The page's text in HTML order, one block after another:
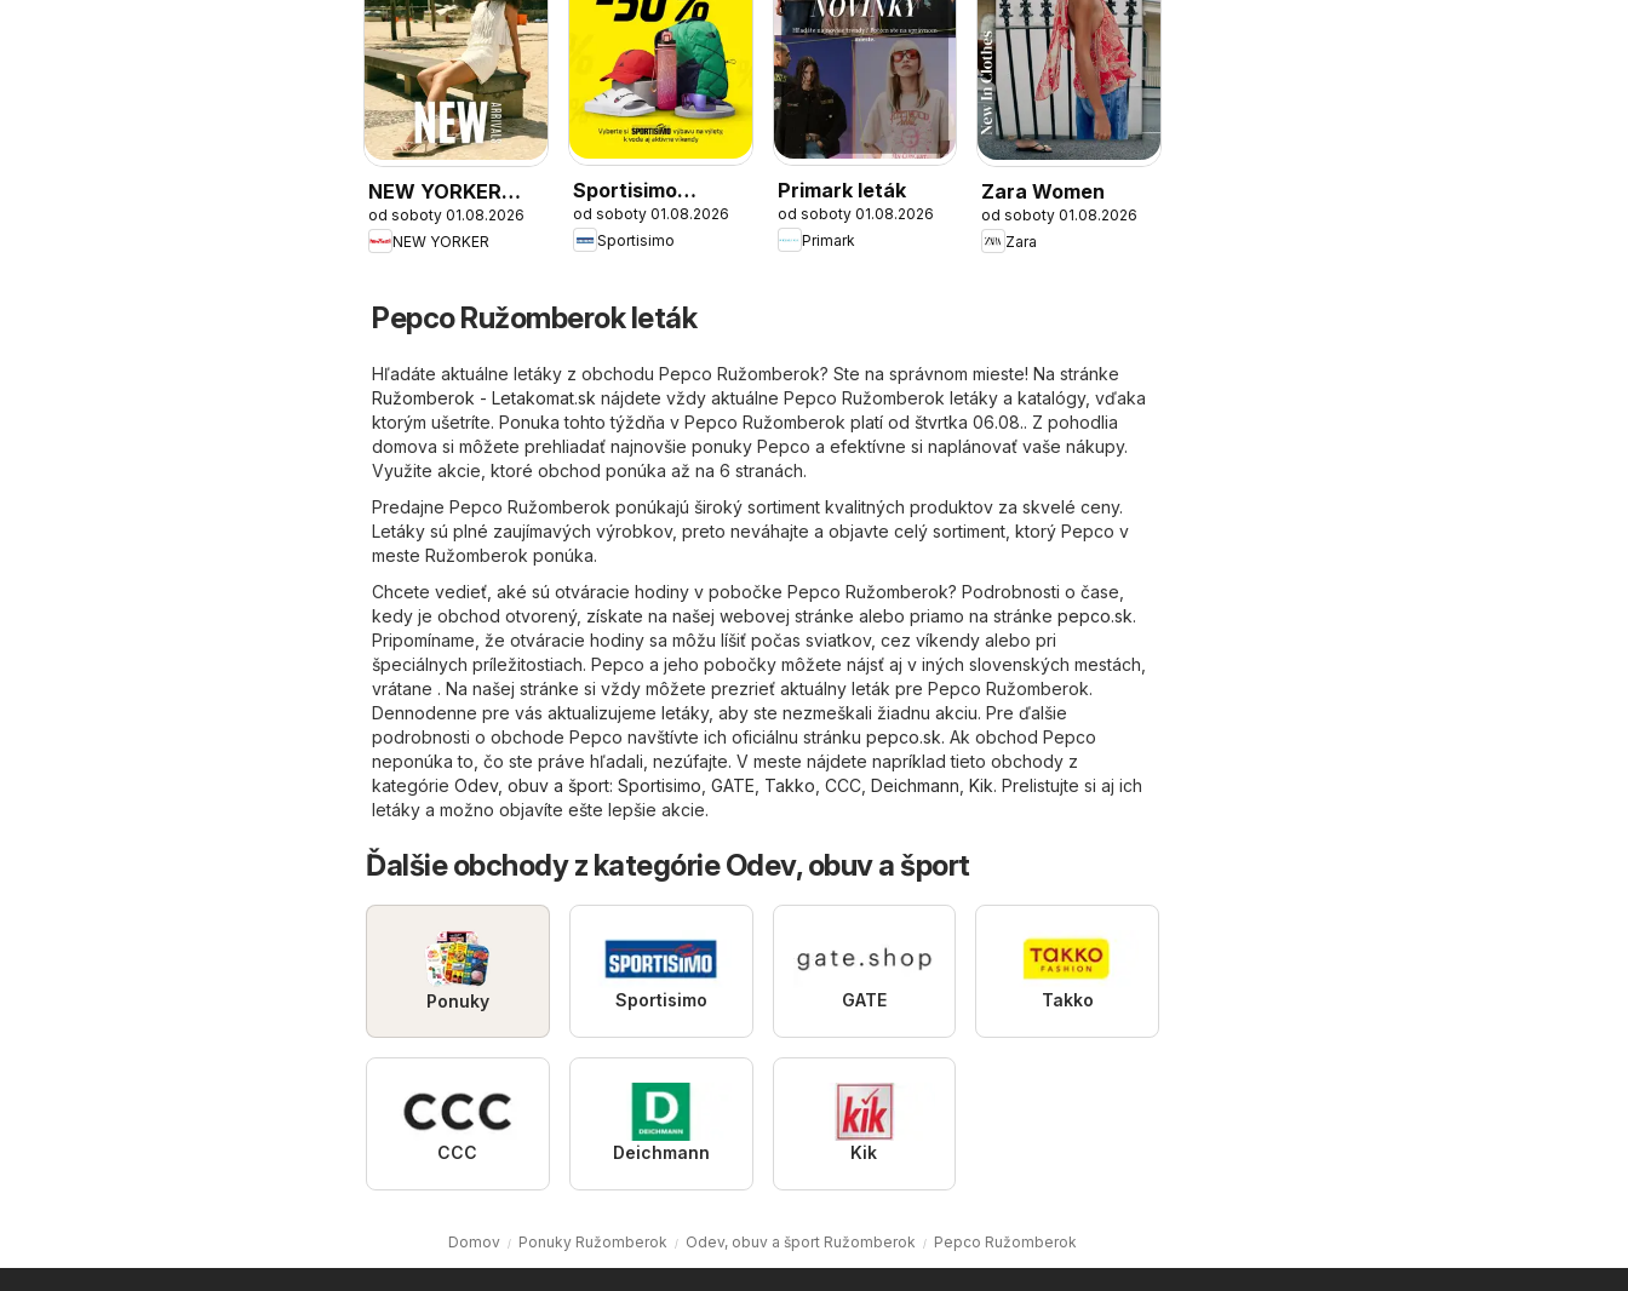
NEW YORKER
výpredaj
od soboty 01.08.2026
NEW YORKER
Sportisimo
výpredaj
od soboty 01.08.2026
Sportisimo
Primark leták
od soboty 01.08.2026
Primark
Zara Women
od soboty 01.08.2026
Zara
Pepco Ružomberok leták
Hľadáte aktuálne letáky z obchodu Pepco Ružomberok? Ste na správnom mieste! Na stránke
Ružomberok - Letakomat.sk nájdete vždy aktuálne Pepco Ružomberok letáky a katalógy, vďaka
ktorým ušetríte. Ponuka tohto týždňa v Pepco Ružomberok platí od štvrtka 06.08.. Z pohodlia
domova si môžete prehliadať najnovšie ponuky Pepco a efektívne si naplánovať vaše nákupy.
Využite akcie, ktoré obchod ponúka až na 6 stranách.
Predajne Pepco Ružomberok ponúkajú široký sortiment kvalitných produktov za skvelé ceny.
Letáky sú plné zaujímavých výrobkov, preto neváhajte a objavte celý sortiment, ktorý Pepco v
meste Ružomberok ponúka.
Chcete vedieť, aké sú otváracie hodiny v pobočke Pepco Ružomberok? Podrobnosti o čase,
kedy je obchod otvorený, získate na našej webovej stránke alebo priamo na stránke pepco.sk.
Pripomíname, že otváracie hodiny sa môžu líšiť počas sviatkov, cez víkendy alebo pri
špeciálnych príležitostiach. Pepco a jeho pobočky môžete nájsť aj v iných slovenských mestách,
vrátane . Na našej stránke si vždy môžete prezrieť aktuálny leták pre Pepco Ružomberok.
Dennodenne pre vás aktualizujeme letáky, aby ste nezmeškali žiadnu akciu. Pre ďalšie
podrobnosti o obchode Pepco navštívte ich oficiálnu stránku pepco.sk. Ak obchod Pepco
neponúka to, čo ste práve hľadali, nezúfajte. V meste nájdete napríklad tieto obchody z
kategórie Odev, obuv a šport: Sportisimo GATE Takko CCC Deichmann Kik. Prelistujte si aj ich
letáky a možno objavíte ešte lepšie akcie.
Ďalšie obchody z kategórie Odev, obuv a šport
Ponuky Sportisimo GATE Takko
CCC Deichmann Kik
Domov Ponuky Ružomberok Odev, obuv a šport Ružomberok Pepco Ružomberok